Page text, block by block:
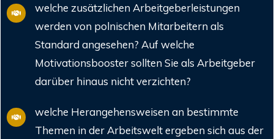
welche zusätzlichen Arbeitgeberleistungen
werden von polnischen Mitarbeitern als
Standard angesehen? Auf welche
Motivationsbooster sollten Sie als Arbeitgeber
darüber hinaus nicht verzichten?
welche Herangehensweisen an bestimmte
Themen in der Arbeitswelt ergeben sich aus der